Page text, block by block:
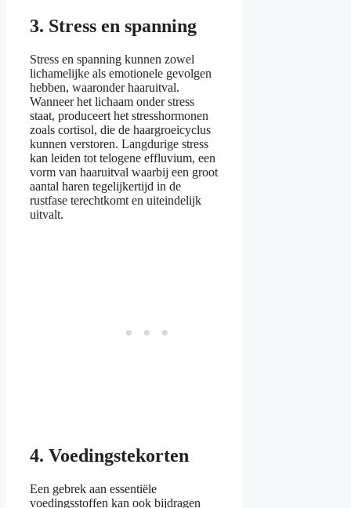
3. Stress en spanning
Stress en spanning kunnen zowel
lichamelijke als emotionele gevolgen
hebben, waaronder haaruitval.
Wanneer het lichaam onder stress
staat, produceert het stresshormonen
zoals cortisol, die de haargroeicyclus
kunnen verstoren. Langdurige stress
kan leiden tot telogene effluvium, een
vorm van haaruitval waarbij een groot
aantal haren tegelijkertijd in de
rustfase terechtkomt en uiteindelijk
uitvalt.
4. Voedingstekorten
Een gebrek aan essentiële
voedingsstoffen kan ook bijdragen